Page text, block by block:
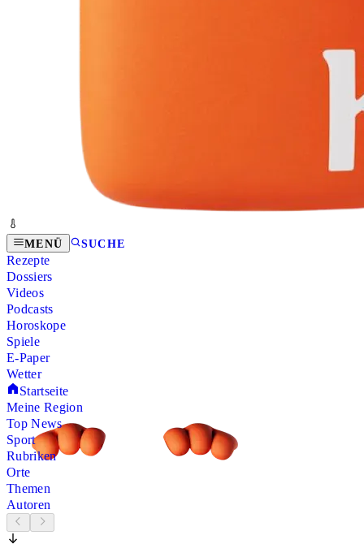
MENÜ SUCHE
Rezepte
Dossiers
Videos
Podcasts
Horoskope
Spiele
E-Paper
Wetter
Startseite
Meine Region
Top News
Sport
Rubriken
Orte
Themen
Autoren